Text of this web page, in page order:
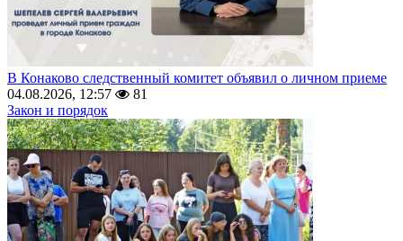
В Конаково следственный комитет объявил о личном приеме
04.08.2026, 12:57
81
Закон и порядок